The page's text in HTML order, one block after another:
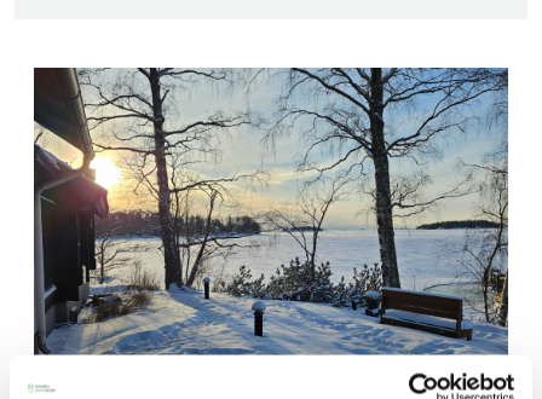
Saunatalo on avoinna
myös helatorstaina
-Naisten päivät ovat maanantai ja
torstai
-Miesten päivät tiistai, keskiviikko,